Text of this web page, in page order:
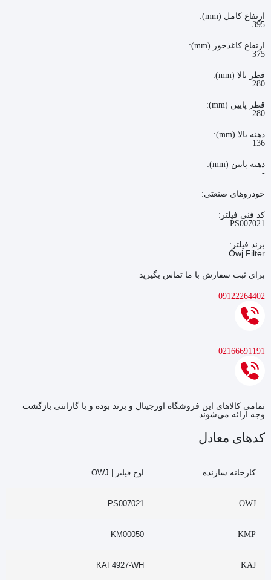
ارتفاع کامل (mm):
395
ارتفاع کاغذخور (mm):
375
قطر بالا (mm):
280
قطر پایین (mm):
280
دهنه بالا (mm):
136
دهنه پایین (mm):
-
خودروهای صنعتی:
کد فنی فیلتر:
PS007021
برند فیلتر:
Owj Filter
برای ثبت سفارش با ما تماس بگیرید
09122264402
02166691191
تمامی کالاهای این فروشگاه اورجینال و برند بوده و با گارانتی بازگشت
وجه ارائه می‌شوند.
کدهای معادل
کارخانه سازنده اوج فیلتر | OWJ
OWJ
PS007021
KMP
KM00050
KAJ
KAF4927-WH